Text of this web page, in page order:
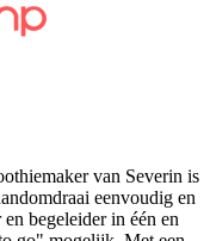
van Severin is
eenvoudig en
begeleider in één en